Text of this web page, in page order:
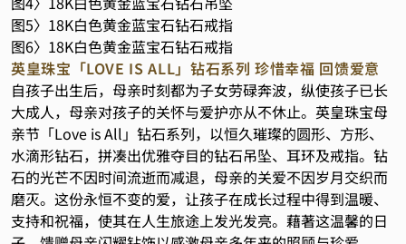
图5〉18K白色黄金蓝宝石钻石戒指
图6〉18K白色黄金蓝宝石钻石戒指
英皇珠宝「LOVE IS ALL」钻石系列 珍惜幸福 回馈爱意
自孩子出生后，母亲时刻都为子女劳碌奔波，纵使孩子已长
大成人，母亲对孩子的关怀与爱护亦从不休止。英皇珠宝母
亲节「Love is All」钻石系列，以恒久璀璨的圆形、方形、
水滴形钻石，拼凑出优雅夺目的钻石吊坠、耳环及戒指。钻
石的光芒不因时间流逝而减退，母亲的关爱不因岁月交织而
磨灭。这份永恒不变的爱，让孩子在成长过程中得到温暖、
支持和祝福，使其在人生旅途上发光发亮。藉著这温馨的日